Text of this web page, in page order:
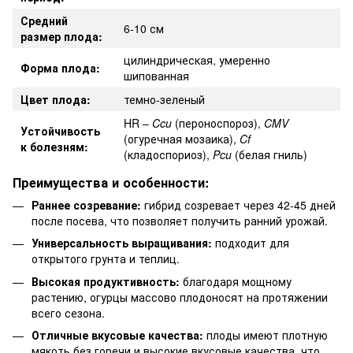
Средний
размер плода:
6-10 см
Форма плода:
цилиндрическая, умеренно
шипованная
Цвет плода:
темно-зеленый
Устойчивость
к болезням:
HR – Ccu (пероноспороз), CMV
(огуречная мозаика), Cf
(кладоспориоз), Pcu (белая гниль)
Преимущества и особенности:
Раннее созревание: гибрид созревает через 42-45 дней
после посева, что позволяет получить ранний урожай.
Универсальность выращивания: подходит для
открытого грунта и теплиц.
Высокая продуктивность: благодаря мощному
растению, огурцы массово плодоносят на протяжении
всего сезона.
Отличные вкусовые качества: плоды имеют плотную